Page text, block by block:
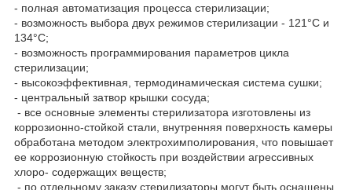
- полная автоматизация процесса стерилизации;
- возможность выбора двух режимов стерилизации - 121°С и
134°С;
- возможность программирования параметров цикла
стерилизации;
- высокоэффективная, термодинамическая система сушки;
- центральный затвор крышки сосуда;
- все основные элементы стерилизатора изготовлены из
коррозионно-стойкой стали, внутренняя поверхность камеры
обработана методом электрохимполирования, что повышает
ее коррозионную стойкость при воздействии агрессивных
хлоро- содержащих веществ;
- по отдельному заказу стерилизаторы могут быть оснащены